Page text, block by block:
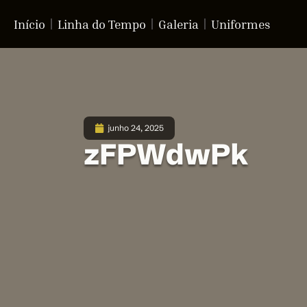
Início Linha do Tempo Galeria Uniformes
junho 24, 2025
zFPWdwPk